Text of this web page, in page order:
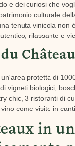
e dei curiosi che
culturale
tenuta vinicola
rilassante e
protetta di
vigneti biologici,
chic, 3 ristoranti di
come visite in
in